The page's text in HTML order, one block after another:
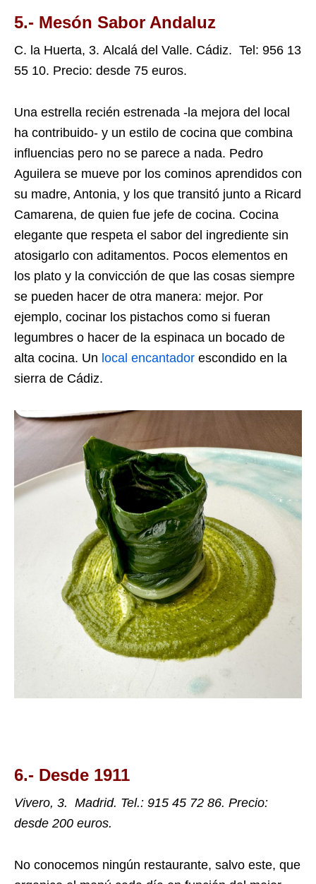
5.- Mesón Sabor Andaluz
C. la Huerta, 3. Alcalá del Valle. Cádiz. Tel: 956 13
55 10. Precio: desde 75 euros.
Una estrella recién estrenada -la mejora del local
ha contribuido- y un estilo de cocina que combina
influencias pero no se parece a nada. Pedro
Aguilera se mueve por los cominos aprendidos con
su madre, Antonia, y los que transitó junto a Ricard
Camarena, de quien fue jefe de cocina. Cocina
elegante que respeta el sabor del ingrediente sin
atosigarlo con aditamentos. Pocos elementos en
los plato y la convicción de que las cosas siempre
se pueden hacer de otra manera: mejor. Por
ejemplo, cocinar los pistachos como si fueran
legumbres o hacer de la espinaca un bocado de
alta cocina. Un local encantador escondido en la
sierra de Cádiz.
6.- Desde 1911
Vivero, 3. Madrid. Tel.: 915 45 72 86. Precio:
desde 200 euros.
No conocemos ningún restaurante, salvo este, que